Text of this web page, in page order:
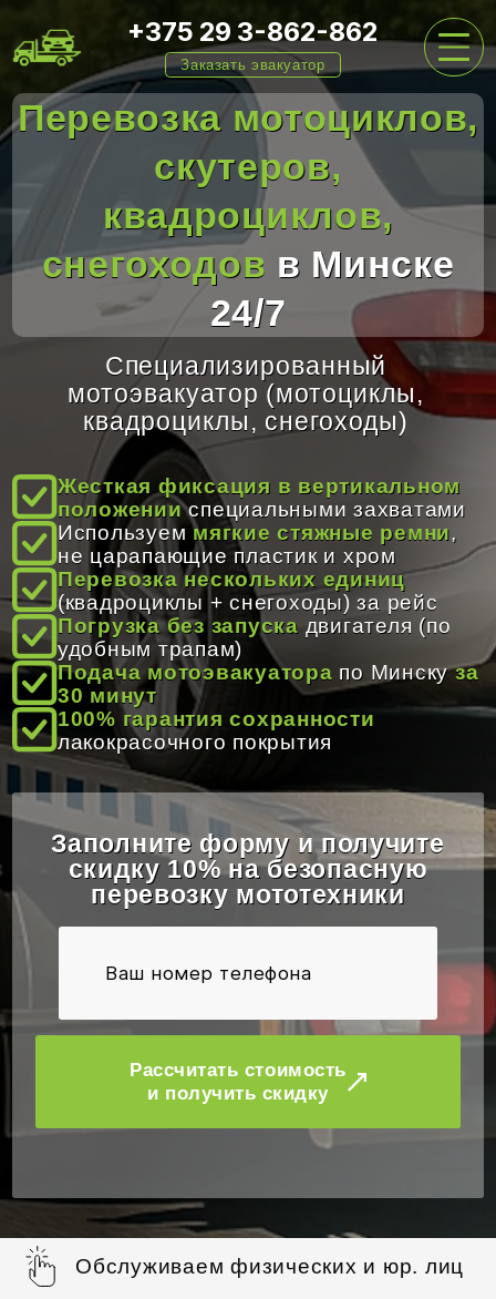
+375 29 3-862-862
Заказать эвакуатор
ГЛАВНАЯ
ЦЕНЫ
О НАС
ОТЗЫВЫ
КОНТАКТЫ
Перевозка мотоциклов,
скутеров,
квадроциклов,
снегоходов в Минске
24/7
Специализированный
мотоэвакуатор (мотоциклы,
квадроциклы, снегоходы)
Жесткая фиксация в вертикальном
положенииспециальными захватами
Используеммягкие стяжные ремни,
не царапающие пластик и хром
Перевозка нескольких единиц
(квадроциклы + снегоходы) за рейс
Погрузка без запуска двигателя (по
удобным трапам)
Подача мотоэвакуатора по Минскуза
30 минут
100% гарантия сохранности
лакокрасочного покрытия
Заполните форму и получите
скидку 10% на безопасную
перевозку мототехники
Рассчитать стоимость
и получить скидку
Обслуживаем физических и юр. лиц